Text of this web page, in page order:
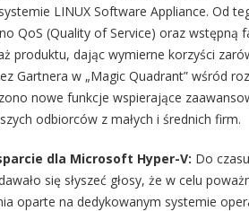
LINUX Software Appliance. Od
QoS (Quality of Service) oraz wstępną
produktu, dając wymierne korzyści
Gartnera w „Magic Quadrant” wśród
nowe funkcje wspierające
odbiorców z małych i średnich firm.
dla Microsoft Hyper-V: Do
się słyszeć głosy, że w celu
oparte na dedykowanym systemie